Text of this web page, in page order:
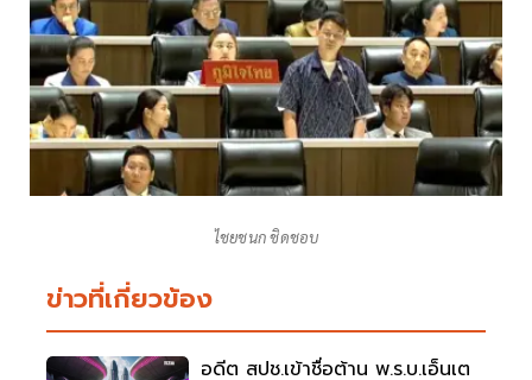
ไชยชนก ชิดชอบ
ข่าวที่เกี่ยวข้อง
อดีต สปช.เข้าชื่อต้าน พ.ร.บ.เอ็นเต